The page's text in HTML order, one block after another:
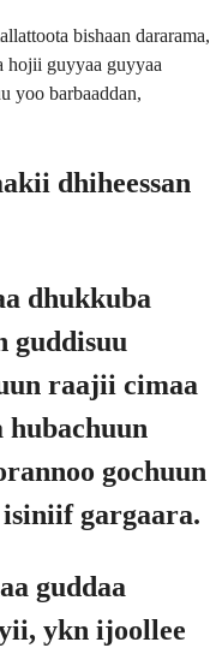
bishaan dararama,
hojii guyyaa guyyaa
yoo barbaaddan,
dhiheessan
dhukkuba
guddisuu
raajii cimaa
hubachuun
gochuun
gargaara.
guddaa
ykn ijoollee